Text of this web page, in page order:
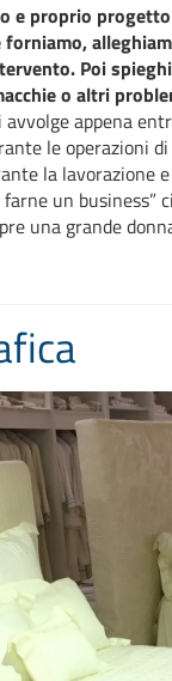
e proprio
Poi
o altri
appena
le operazioni
la
un
una grande